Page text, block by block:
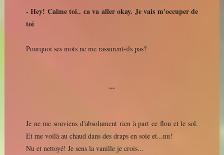
- Hey! Calme toi.. ca va aller okay. Je vais m'occuper de
toi
Pourquoi ses mots ne me rassurent-ils pas?
...
Je ne me souviens d'absolument rien à part ce flou et le sol.
Et me voilà au chaud dans des draps en soie et...nu!
Nu et nettoyé! Je sens la vanille je crois...